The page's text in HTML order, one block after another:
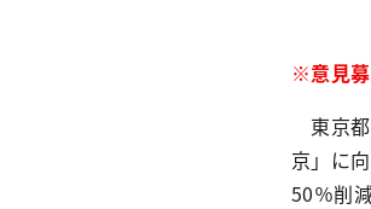
※意見募
東京
京」に
50％削